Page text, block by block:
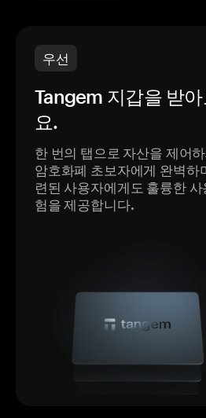
우선
Tangem 지갑을 받아
요.
한 번의 탭으로 자산을 제어
암호화폐 초보자에게 완벽하
련된 사용자에게도 훌륭한 사
험을 제공합니다.